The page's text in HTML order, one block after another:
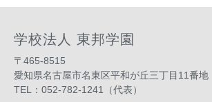
学校法人 東邦学園
〒465-8515
愛知県名古屋市名東区平和が丘三丁目11番地
TEL：052-782-1241（代表）